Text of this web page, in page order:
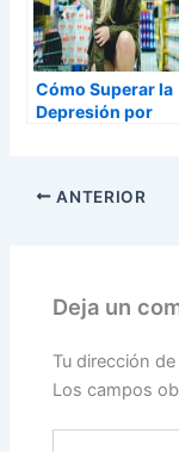
Cómo Superar la
Depresión por
ANTERIOR
Deja un
Tu dirección
Los campos